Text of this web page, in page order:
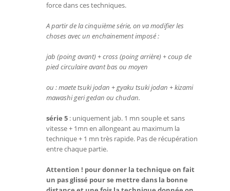
force dans ces techniques.
A partir de la cinquième série, on va modifier les
choses avec un enchainement imposé :
jab (poing avant) + cross (poing arrière) + coup de
pied circulaire avant bas ou moyen
ou : maete tsuki jodan + gyaku tsuki jodan + kizami
mawashi geri gedan ou chudan.
série 5 : uniquement jab. 1 mn souple et sans
vitesse + 1mn en allongeant au maximum la
technique + 1 mn très rapide. Pas de récupération
entre chaque partie.
Attention ! pour donner la technique on fait
un pas glissé pour se mettre dans la bonne